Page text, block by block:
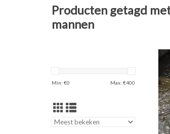
Producten getagd
mannen
Min: €0 Max: €400